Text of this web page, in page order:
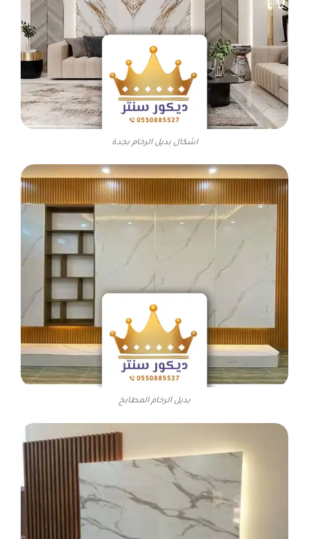
اشكال بديل الرخام بجدة
بديل الرخام المطابخ